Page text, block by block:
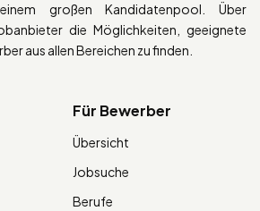
großen Kandidatenpool. Über
die Möglichkeiten, geeignete
aus allen Bereichen zu finden.
Für Bewerber
Übersicht
Jobsuche
Berufe